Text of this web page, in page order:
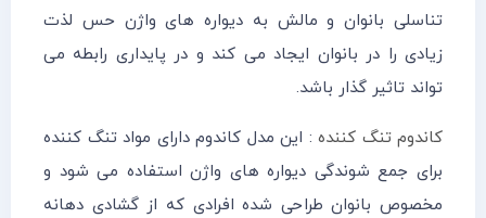
تناسلی بانوان و مالش به دیواره های واژن حس لذت
زیادی را در بانوان ایجاد می کند و در پایداری رابطه می
تواند تاثیر گذار باشد.
کاندوم تنگ کننده : این مدل کاندوم دارای مواد تنگ کننده
برای جمع شوندگی دیواره های واژن استفاده می شود و
مخصوص بانوان طراحی شده افرادی که از گشادی دهانه